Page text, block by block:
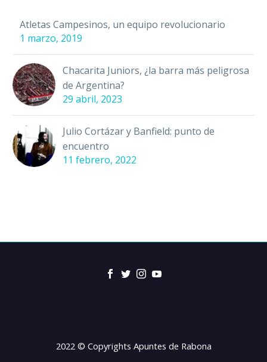
Atletas Campesinos, un equipo revolucionario
1 marzo, 2019
Chacarita Juniors, ¿la barra más peligrosa
de Argentina?
29 abril, 2023
Julio Cortázar y Banfield: punto de
encuentro
11 febrero, 2022
2022 © Copyrights Apuntes de Rabona